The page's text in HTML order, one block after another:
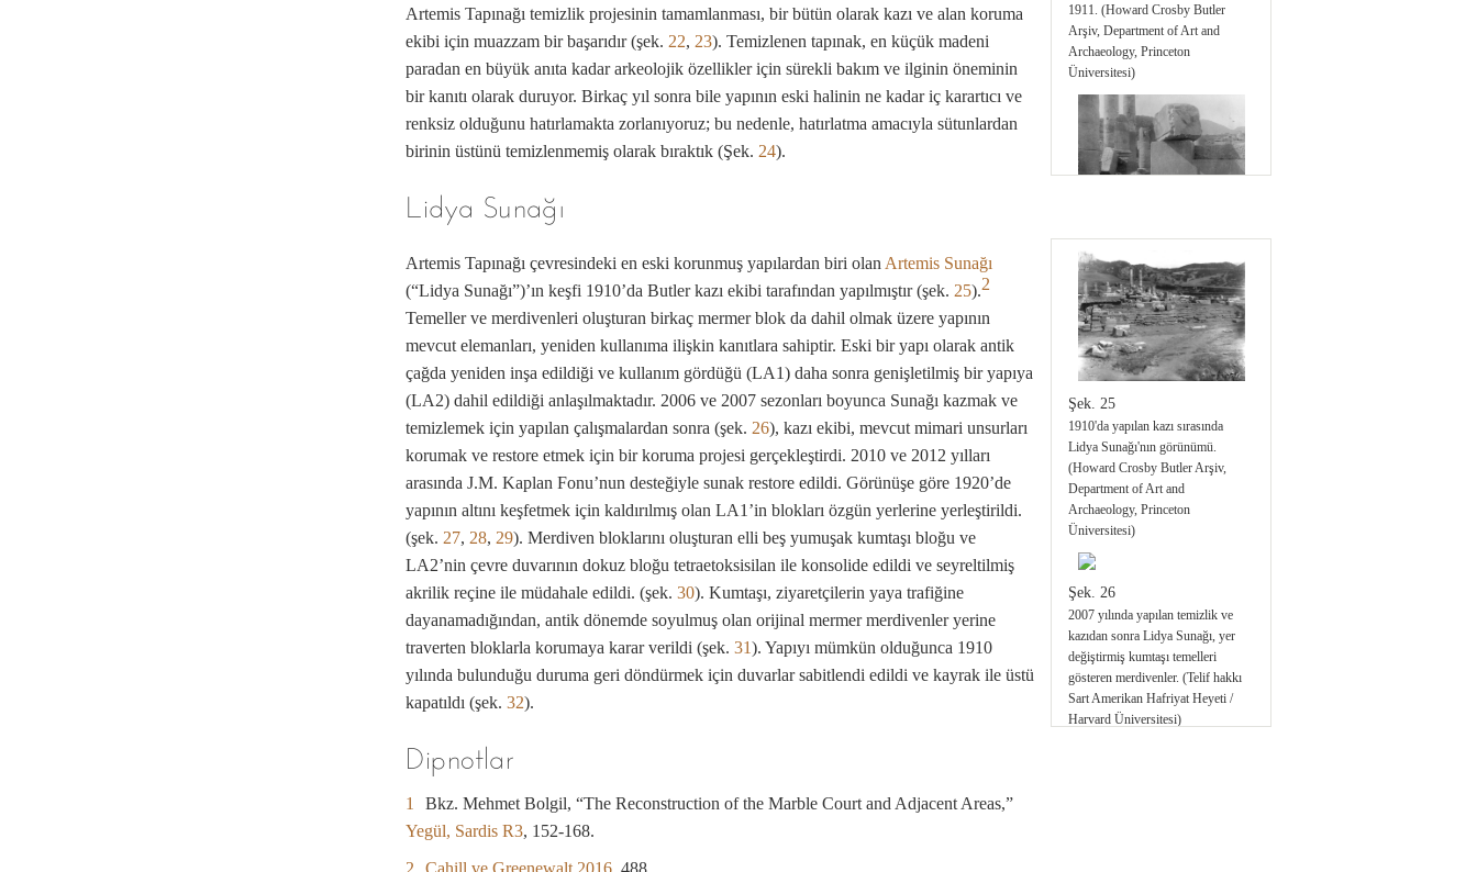
Artemis Tapınağı temizlik projesinin tamamlanması, bir bütün olarak kazı ve alan koruma
ekibi için muazzam bir başarıdır (şek. 22, 23). Temizlenen tapınak, en küçük madeni
paradan en büyük anıta kadar arkeolojik özellikler için sürekli bakım ve ilginin öneminin
bir kanıtı olarak duruyor. Birkaç yıl sonra bile yapının eski halinin ne kadar iç karartıcı ve
renksiz olduğunu hatırlamakta zorlanıyoruz; bu nedenle, hatırlatma amacıyla sütunlardan
birinin üstünü temizlenmemiş olarak bıraktık (Şek. 24).
1911. (Howard Crosby Butler
Arşiv, Department of Art and
Archaeology, Princeton
Üniversitesi)
Şek. 9
Tapınağın kuzey duvarı ve
kuzeydoğu antesi, 1911. (Howard
Crosby Butler Arşiv, Department
of Art and Archaeology, Princeton
Üniversitesi)
Şek. 10
2003 yılında Tapınağın kuzey
duvarı, siyanobakteri ve likenleri
gösteriliyor. (Telif hakkı Sart
Amerikan Hafriyat Heyeti /
Harvard Üniversitesi)
Şek. 11
Michael Morris ve Hiroko Kariya,
Artemis kutsal alanındaki Q
Binasının duvarında Preventionol
kullanarak yeni mermer temizleme
yöntemini test ediyor. (Telif hakkı
Sart Amerikan Hafriyat Heyeti /
Harvard Üniversitesi)
Lidya Sunağı
Artemis Tapınağı çevresindeki en eski korunmuş yapılardan biri olan Artemis Sunağı
(“Lidya Sunağı”)’ın keşfi 1910’da Butler kazı ekibi tarafından yapılmıştır (şek. 25).2
Temeller ve merdivenleri oluşturan birkaç mermer blok da dahil olmak üzere yapının
mevcut elemanları, yeniden kullanıma ilişkin kanıtlara sahiptir. Eski bir yapı olarak antik
çağda yeniden inşa edildiği ve kullanım gördüğü (LA1) daha sonra genişletilmiş bir yapıya
(LA2) dahil edildiği anlaşılmaktadır. 2006 ve 2007 sezonları boyunca Sunağı kazmak ve
temizlemek için yapılan çalışmalardan sonra (şek. 26), kazı ekibi, mevcut mimari unsurları
korumak ve restore etmek için bir koruma projesi gerçekleştirdi. 2010 ve 2012 yılları
arasında J.M. Kaplan Fonu’nun desteğiyle sunak restore edildi. Görünüşe göre 1920’de
yapının altını keşfetmek için kaldırılmış olan LA1’in blokları özgün yerlerine yerleştirildi.
(şek. 27, 28, 29). Merdiven bloklarını oluşturan elli beş yumuşak kumtaşı bloğu ve
LA2’nin çevre duvarının dokuz bloğu tetraetoksisilan ile konsolide edildi ve seyreltilmiş
akrilik reçine ile müdahale edildi. (şek. 30). Kumtaşı, ziyaretçilerin yaya trafiğine
dayanamadığından, antik dönemde soyulmuş olan orijinal mermer merdivenler yerine
traverten bloklarla korumaya karar verildi (şek. 31). Yapıyı mümkün olduğunca 1910
yılında bulunduğu duruma geri döndürmek için duvarlar sabitlendi edildi ve kayrak ile üstü
kapatıldı (şek. 32).
Şek. 25
1910'da yapılan kazı sırasında
Lidya Sunağı'nın görünümü.
(Howard Crosby Butler Arşiv,
Department of Art and
Archaeology, Princeton
Üniversitesi)
Şek. 26
2007 yılında yapılan temizlik ve
kazıdan sonra Lidya Sunağı, yer
değiştirmiş kumtaşı temelleri
gösteren merdivenler. (Telif hakkı
Sart Amerikan Hafriyat Heyeti /
Harvard Üniversitesi)
Dipnotlar
1
Bkz. Mehmet Bolgil, “The Reconstruction of the Marble Court and Adjacent Areas,”
Yegül, Sardis R3, 152-168.
2
Cahill ve Greenewalt 2016, 488.